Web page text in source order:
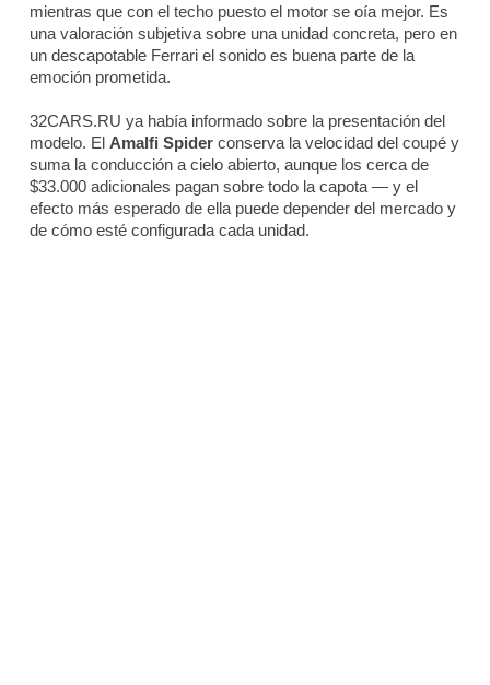
mientras que con el techo puesto el motor se oía mejor. Es
una valoración subjetiva sobre una unidad concreta, pero en
un descapotable Ferrari el sonido es buena parte de la
emoción prometida.
32CARS.RU ya había informado sobre la presentación del
modelo. El Amalfi Spider conserva la velocidad del coupé y
suma la conducción a cielo abierto, aunque los cerca de
$33.000 adicionales pagan sobre todo la capota — y el
efecto más esperado de ella puede depender del mercado y
de cómo esté configurada cada unidad.